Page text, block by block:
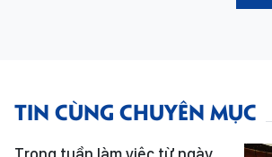
TIN CÙNG CHUYÊN MỤC